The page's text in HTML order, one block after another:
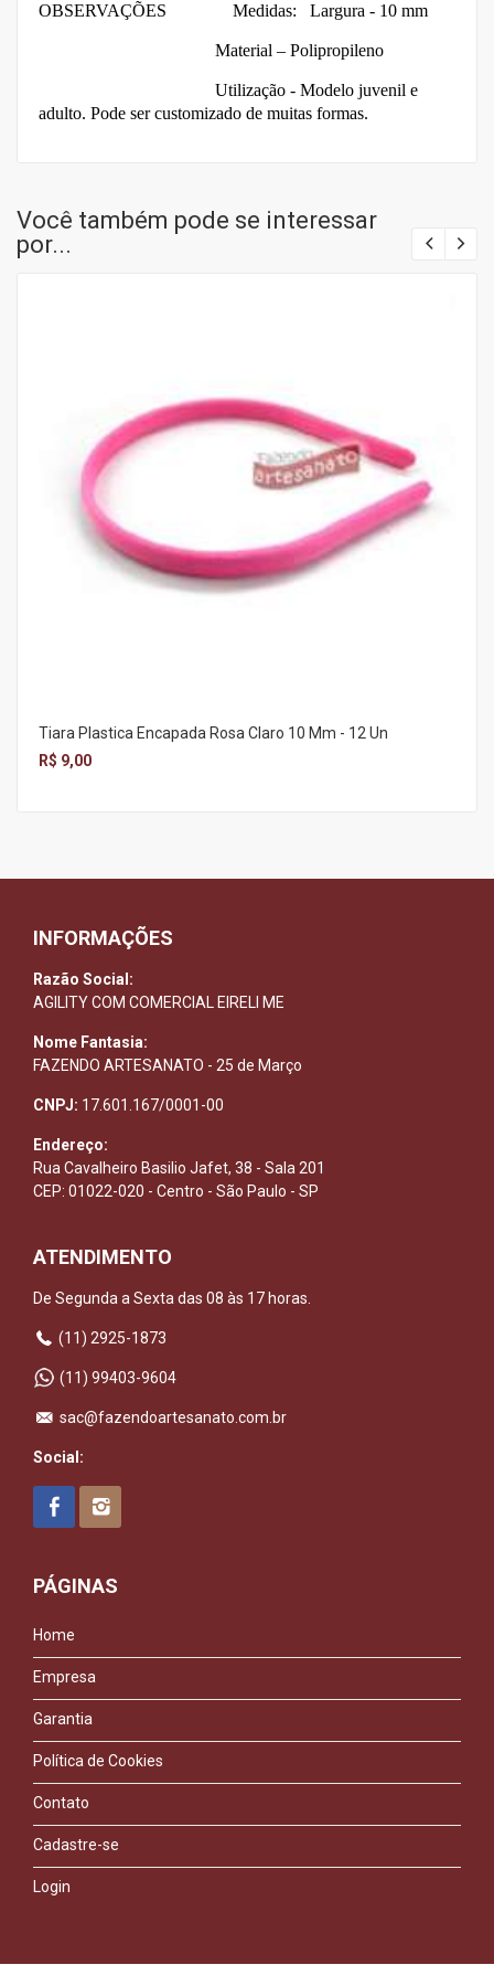
OBSERVAÇÕES Medidas: Largura - 10 mm
Material – Polipropileno
Utilização - Modelo juvenil e
adulto. Pode ser customizado de muitas formas.
Você também pode se interessar
por...
Tiara Plastica Encapada Rosa Claro 10 Mm - 12 Un
R$ 9,00
INFORMAÇÕES
Razão Social:
AGILITY COM COMERCIAL EIRELI ME
Nome Fantasia:
FAZENDO ARTESANATO - 25 de Março
CNPJ: 17.601.167/0001-00
Endereço:
Rua Cavalheiro Basilio Jafet, 38 - Sala 201
CEP: 01022-020 - Centro - São Paulo - SP
ATENDIMENTO
De Segunda a Sexta das 08 às 17 horas.
(11) 2925-1873
(11) 99403-9604
sac@fazendoartesanato.com.br
Social:
PÁGINAS
Home
Empresa
Garantia
Política de Cookies
Contato
Cadastre-se
Login